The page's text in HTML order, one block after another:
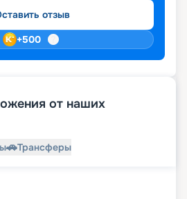
отзыв
+500
от наших
🚗Трансферы